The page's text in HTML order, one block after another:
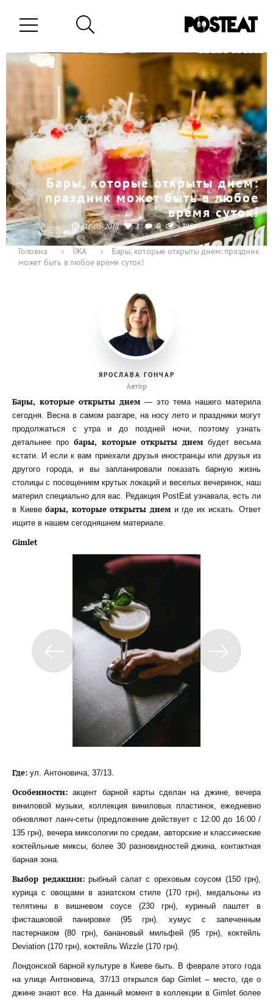
Бары, которые открыты днем:
праздник может быть в любое
время суток!
31-05-2018 1 0 3954
Головна › ЇЖА ›
Бары, которые открыты днем: праздник
может быть в любое время суток!
ЯРОСЛАВА ГОНЧАР
Автор
Бары, которые открыты днем— это тема нашего материла
сегодня. Весна в самом разгаре, на носу лето и праздники могут
продолжаться с утра и до поздней ночи, поэтому узнать
детальнее про бары, которые открыты днембудет весьма
кстати. И если к вам приехали друзья иностранцы или друзья из
другого города, и вы запланировали показать барную жизнь
столицы с посещением крутых локаций и веселых вечеринок, наш
материл специально для вас. Редакция PostEat узнавала, есть ли
в Киевебары, которые открыты днем и где их искать. Ответ
ищите в нашем сегодняшнем материале.
Gimlet
Где: ул. Антоновича, 37/13.
Особенности: акцент барной карты сделан на джине, вечера
виниловой музыки, коллекция виниловых пластинок, ежедневно
обновляют ланч-сеты (предложение действует с 12:00 до 16:00 /
135 грн), вечера миксологии по средам, авторские и классические
коктейльные миксы, более 30 разновидностей джина, контактная
барная зона.
Выбор редакции:рыбный салат с ореховым соусом (150 грн),
курица с овощами в азиатском стиле (170 грн), медальоны из
телятины в вишневом соусе (230 грн), куриный паштет в
фисташковой панировке (95 грн). хумус с запеченным
пастернаком (80 грн), банановый мильфей (95 грн), коктейль
Deviation (170 грн), коктейль Wizzle (170 грн).
Лондонской барной культуре в Киеве быть. В феврале этого года
на улице Антоновича, 37/13 открылся бар Gimlet – место, где о
джине знают все. На данный момент в коллекции в Gimlet более